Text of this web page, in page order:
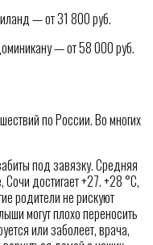
— от 31 800 руб.
— от 58 000 руб.
по России. Во многих
под завязку. Средняя
достигает +27. +28 °С,
родители не рискуют
могут плохо переносить
или заболеет, врача,